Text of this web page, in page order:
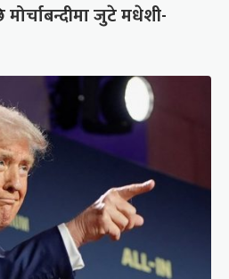
जुटे मधेशी-